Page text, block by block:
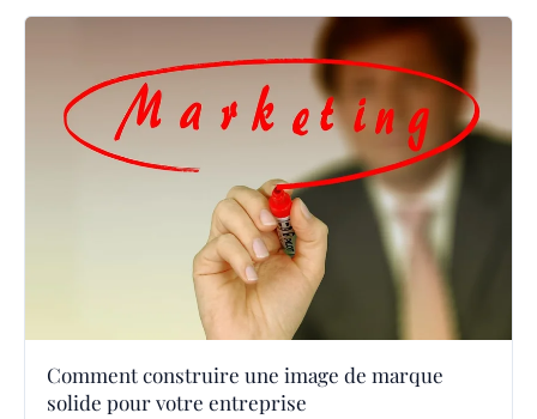
Comment construire une image de marque
solide pour votre entreprise